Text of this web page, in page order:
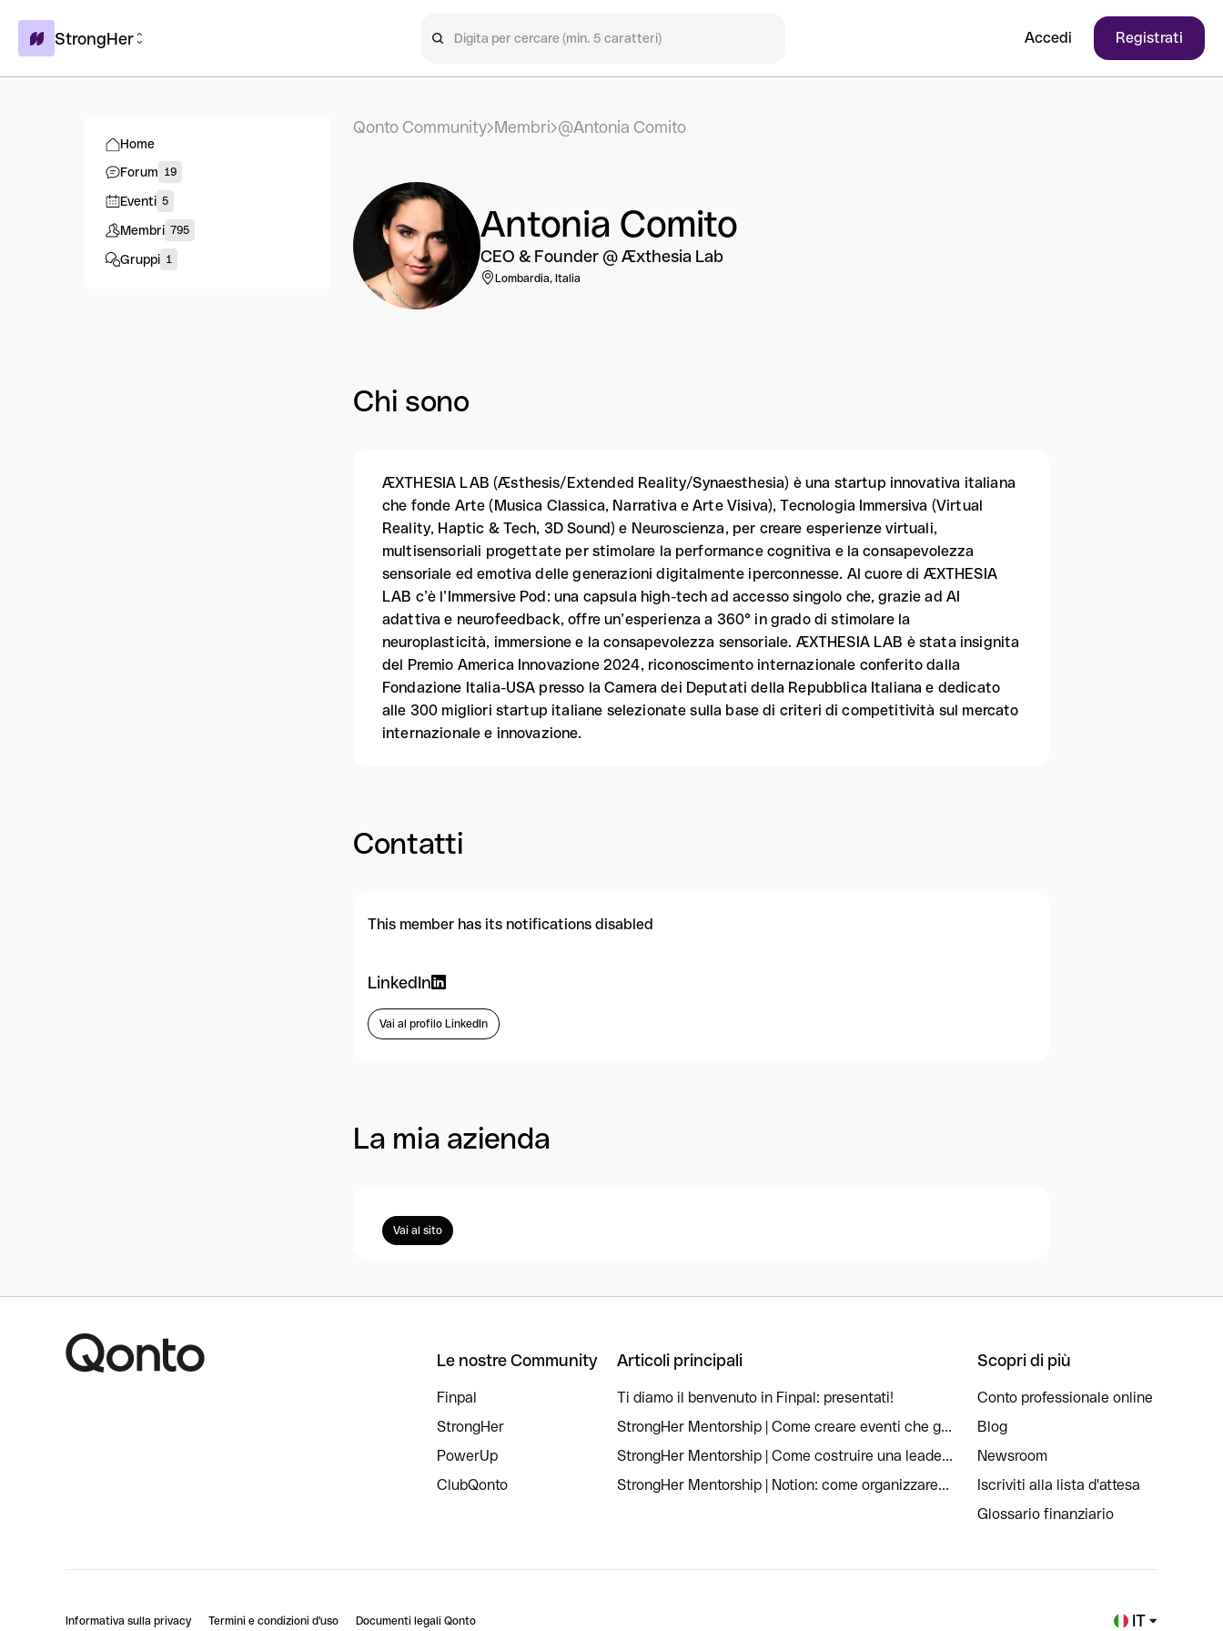
StrongHer Accedi Registrati
Home
Forum 19
Eventi 5
Membri 795
Gruppi 1
Qonto Community Membri @Antonia Comito
Antonia Comito
CEO & Founder @ Æxthesia Lab
Lombardia, Italia
Chi sono
ÆXTHESIA LAB (Æsthesis/Extended Reality/Synaesthesia) è una startup innovativa italiana
che fonde Arte (Musica Classica, Narrativa e Arte Visiva), Tecnologia Immersiva (Virtual
Reality, Haptic & Tech, 3D Sound) e Neuroscienza, per creare esperienze virtuali,
multisensoriali progettate per stimolare la performance cognitiva e la consapevolezza
sensoriale ed emotiva delle generazioni digitalmente iperconnesse. Al cuore di ÆXTHESIA
LAB c’è l’Immersive Pod: una capsula high-tech ad accesso singolo che, grazie ad AI
adattiva e neurofeedback, offre un’esperienza a 360° in grado di stimolare la
neuroplasticità, immersione e la consapevolezza sensoriale. ÆXTHESIA LAB è stata insignita
del Premio America Innovazione 2024, riconoscimento internazionale conferito dalla
Fondazione Italia-USA presso la Camera dei Deputati della Repubblica Italiana e dedicato
alle 300 migliori startup italiane selezionate sulla base di criteri di competitività sul mercato
internazionale e innovazione.
Contatti
This member has its notifications disabled
LinkedIn
Vai al profilo LinkedIn
La mia azienda
Vai al sito
Le nostre Community
Finpal
StrongHer
PowerUp
ClubQonto
Articoli principali
Ti diamo il benvenuto in Finpal: presentati!
StrongHer Mentorship | Come creare eventi che g...
StrongHer Mentorship | Come costruire una leade...
StrongHer Mentorship | Notion: come organizzare...
Scopri di più
Conto professionale online
Blog
Newsroom
Iscriviti alla lista d'attesa
Glossario finanziario
Informativa sulla privacy Termini e condizioni d'uso Documenti legali Qonto IT